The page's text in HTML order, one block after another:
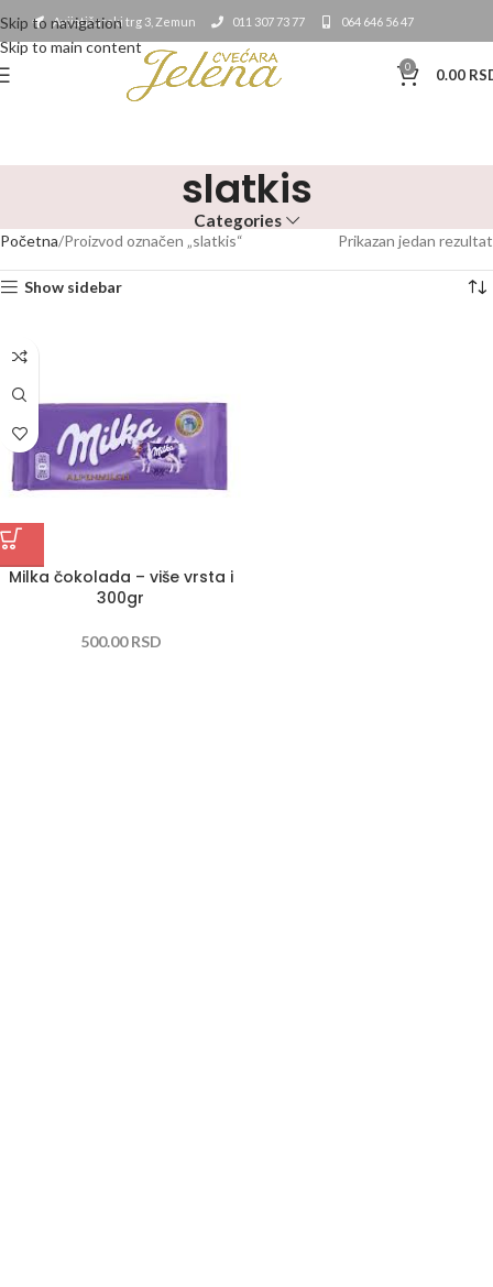
Skip to navigation
Skip to main content
Avijatičarski trg 3, Zemun 011 307 73 77 064 646 56 47
0 0.00
slatkis
Categories
Početna Proizvod označen „slatkis“ Prikazan jedan rezultat
Show sidebar
Milka čokolada – više vrsta i
300gr
500.00RSD